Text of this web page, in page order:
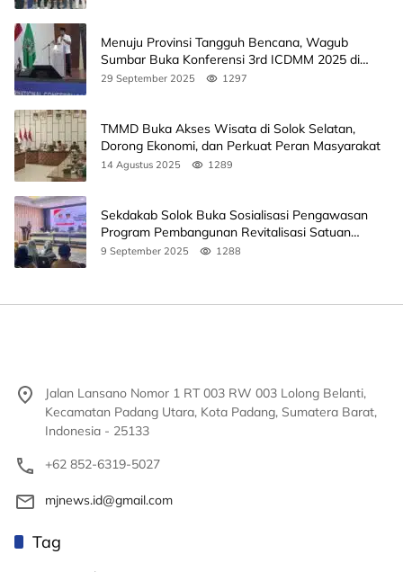
Menuju Provinsi Tangguh Bencana, Wagub
Sumbar Buka Konferensi 3rd ICDMM 2025 di
Unand
29 September 2025 1297
TMMD Buka Akses Wisata di Solok Selatan,
Dorong Ekonomi, dan Perkuat Peran Masyarakat
14 Agustus 2025 1289
Sekdakab Solok Buka Sosialisasi Pengawasan
Program Pembangunan Revitalisasi Satuan
Pendidikan
9 September 2025 1288
Jalan Lansano Nomor 1 RT 003 RW 003 Lolong Belanti,
Kecamatan Padang Utara, Kota Padang, Sumatera Barat,
Indonesia - 25133
+62 852-6319-5027
mjnews.id@gmail.com
Tag